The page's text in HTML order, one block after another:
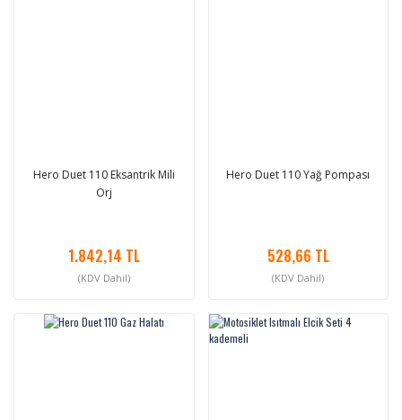
Hero Duet 110 Eksantrik Mili
Orj
1.842,14 TL
(KDV Dahil)
Hero Duet 110 Yağ Pompası
528,66 TL
(KDV Dahil)